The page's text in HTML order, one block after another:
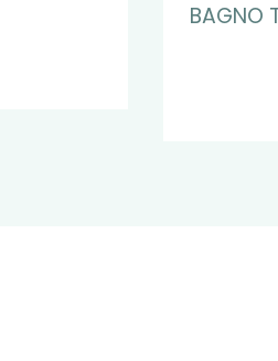
BAGNO